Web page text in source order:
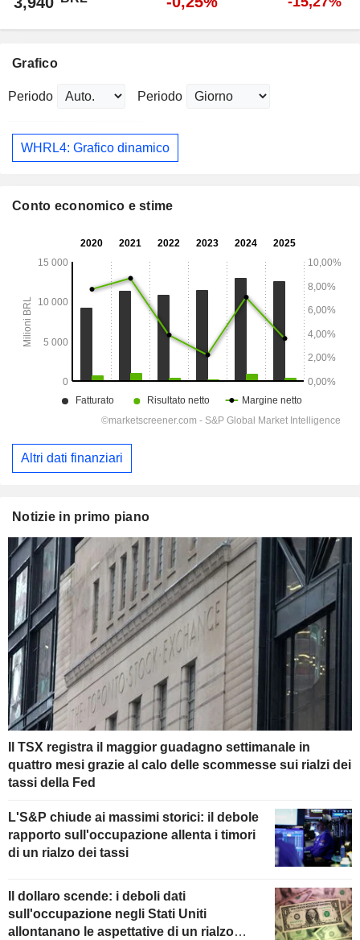
Grafico
Periodo Periodo
WHRL4: Grafico dinamico
Conto economico e stime
Altri dati finanziari
Notizie in primo piano
Il TSX registra il maggior guadagno settimanale in
quattro mesi grazie al calo delle scommesse sui rialzi dei
tassi della Fed
L'S&P chiude ai massimi storici: il debole
rapporto sull'occupazione allenta i timori
di un rialzo dei tassi
Il dollaro scende: i deboli dati
sull'occupazione negli Stati Uniti
allontanano le aspettative di un rialzo